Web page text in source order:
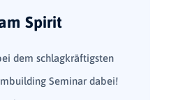
Spirit
dem schlagkräftigsten
Seminar dabei!